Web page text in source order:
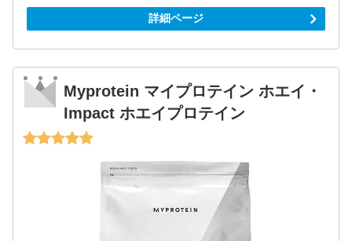
詳細ページ
Myprotein マイプロテイン ホエイ・
Impact ホエイプロテイン